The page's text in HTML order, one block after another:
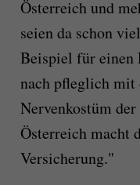
Österreich und
seien da schon
Beispiel für einen
nach pfleglich mit
Nervenkostüm
Österreich macht
Versicherung."